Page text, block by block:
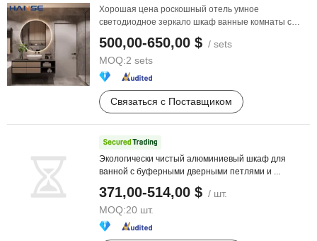
Хорошая цена роскошный отель умное
светодиодное зеркало шкаф ванные комнаты с
500,00-650,00 $ / sets
MOQ:2 sets
Связаться с Поставщиком
Экологически чистый алюминиевый шкаф для
ванной с буферными дверными петлями и ...
371,00-514,00 $ / шт.
MOQ:20 шт.